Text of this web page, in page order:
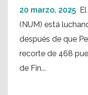
20 marzo, 2025
(NUM) está
después de que
recorte de 468
de Fin...